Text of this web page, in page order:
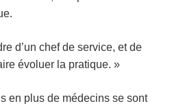
d’un chef de service, et de
évoluer la pratique. »
en plus de médecins se sont